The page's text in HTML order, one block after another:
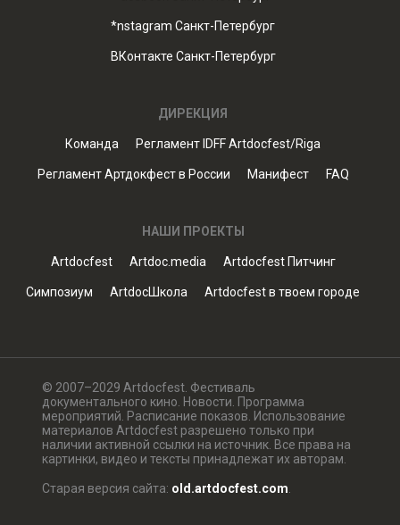
*nstagram Санкт-Петербург
ВКонтакте Санкт-Петербург
ДИРЕКЦИЯ
Команда Регламент IDFF Artdocfest/Riga
Регламент Артдокфест в России Манифест FAQ
НАШИ ПРОЕКТЫ
Artdocfest Artdoc.media Artdocfest Питчинг
Симпозиум ArtdocШкола Artdocfest в твоем городе
© 2007–2029 Artdocfest. Фестиваль
документального кино. Новости. Программа
мероприятий. Расписание показов. Использование
материалов Artdocfest разрешено только при
наличии активной ссылки на источник. Все права на
картинки, видео и тексты принадлежат их авторам.
Старая версия сайта: old.artdocfest.com